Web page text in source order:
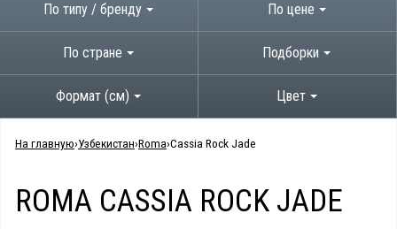
По типу / бренду По цене
По стране Подборки
Формат (см) Цвет
На главную Узбекистан Roma Cassia Rock Jade
ROMA CASSIA ROCK JADE